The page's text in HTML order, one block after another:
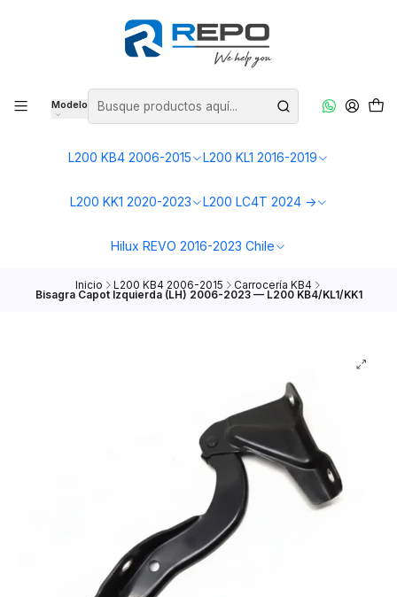
Modelo
L200 KB4 2006-2015 L200 KL1 2016-2019
L200 KK1 2020-2023 L200 LC4T 2024 ->
Hilux REVO 2016-2023 Chile
Inicio L200 KB4 2006-2015 Carrocería KB4
Bisagra Capot Izquierda (LH) 2006-2023 — L200 KB4/KL1/KK1